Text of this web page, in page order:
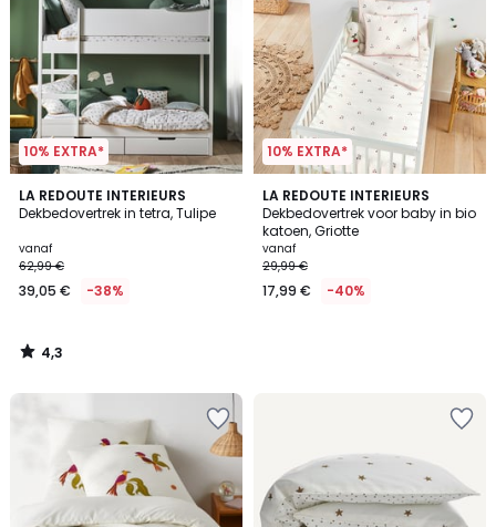
10% EXTRA*
LA REDOUTE INTERIEURS
Dekbedovertrek in tetra, Tulipe
vanaf
62,99 €
39,05 € -38%
4,3
/ 5
4,3
/
10% EXTRA*
LA REDOUTE INTERIEURS
Dekbedovertrek voor baby in bio
katoen, Griotte
vanaf
29,99 €
17,99 € -40%